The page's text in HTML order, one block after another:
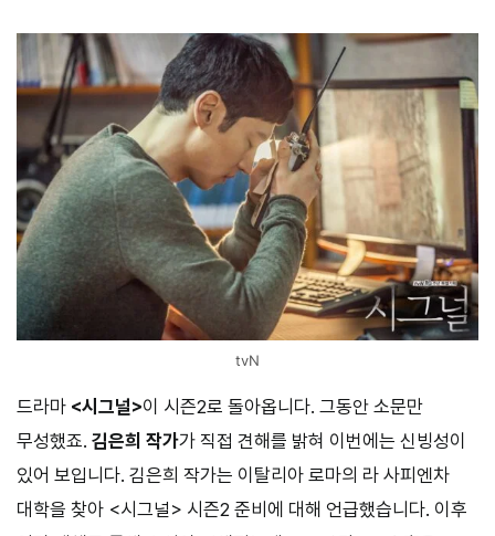
tvN
드라마 <시그널>이 시즌2로 돌아옵니다. 그동안 소문만
무성했죠. 김은희 작가가 직접 견해를 밝혀 이번에는 신빙성이
있어 보입니다. 김은희 작가는 이탈리아 로마의 라 사피엔차
대학을 찾아 <시그널> 시즌2 준비에 대해 언급했습니다. 이후